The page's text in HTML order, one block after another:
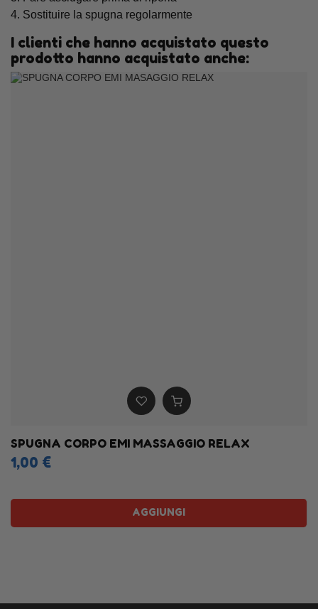
4. Sostituire la spugna regolarmente
I clienti che hanno acquistato questo
prodotto hanno acquistato anche:
SPUGNA CORPO EMI MASSAGGIO RELAX
1,00 €
AGGIUNGI